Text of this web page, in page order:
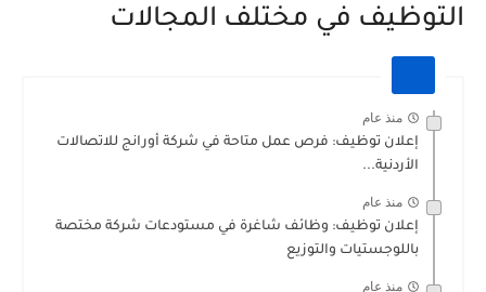
التوظيف في مختلف المجالات
منذ عام
إعلان توظيف: فرص عمل متاحة في شركة أورانج للاتصالات
الأردنية...
منذ عام
إعلان توظيف: وظائف شاغرة في مستودعات شركة مختصة
باللوجستيات والتوزيع
منذ عام